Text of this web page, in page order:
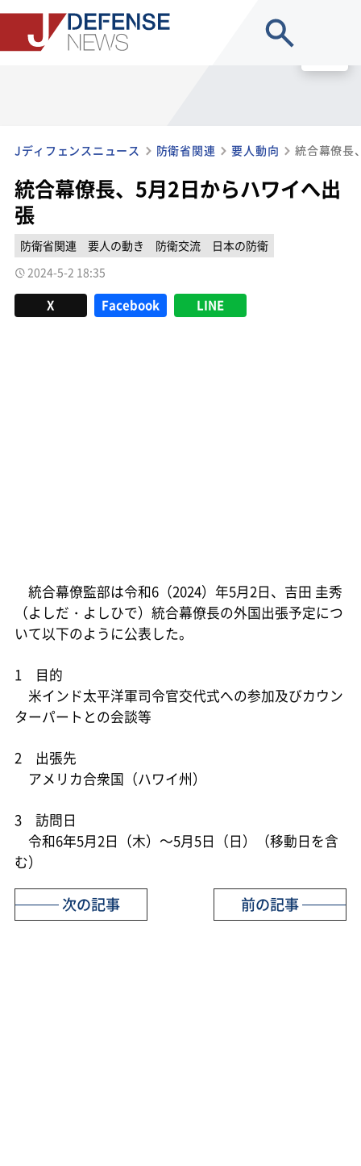
Jディフェンスニュース 防衛省関連 要人動向 統合幕僚長
統合幕僚長、5月2日からハワイへ出
張
防衛省関連 要人の動き 防衛交流
日本の防衛
2024-5-2 18:35
X Facebook LINE
統合幕僚監部は令和6（2024）年5月2日、吉田 圭秀
（よしだ・よしひで）統合幕僚長の外国出張予定につ
いて以下のように公表した。
1 目的
米インド太平洋軍司令官交代式への参加及びカウン
ターパートとの会談等
2 出張先
アメリカ合衆国（ハワイ州）
3 訪問日
令和6年5月2日（木）～5月5日（日）（移動日を含
む）
前の記事
次の記事